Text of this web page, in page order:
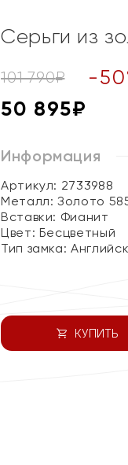
Серьги из
101 790₽ -50
50 895₽
Информация
Артикул: 2733988
Металл:Золото
Вставки: Фианит
Цвет: Бесцветный
Тип замка:
КУПИТЬ